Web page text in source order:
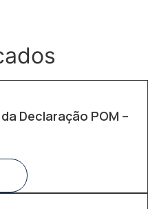
Declaração POM –